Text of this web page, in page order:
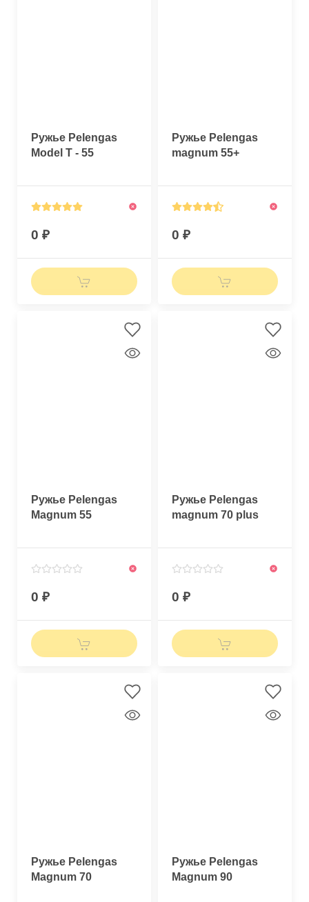
Ружье Pelengas
Model T - 55
0
Ружье Pelengas
magnum 55+
0
Ружье Pelengas
Magnum 55
0
Ружье Pelengas
magnum 70 plus
0
Ружье Pelengas
Magnum 70
Ружье Pelengas
Magnum 90